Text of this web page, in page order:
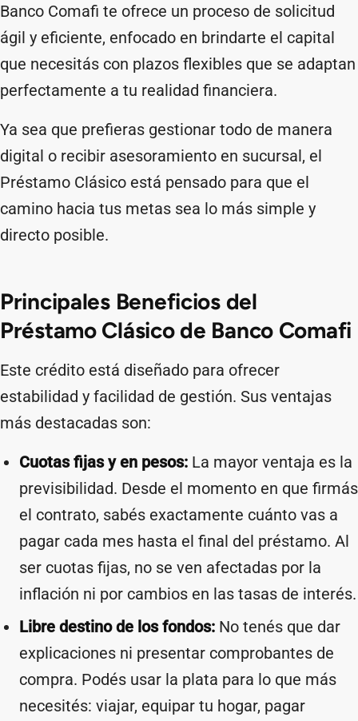
Banco Comafi te ofrece un proceso de solicitud
ágil y eficiente, enfocado en brindarte el capital
que necesitás con plazos flexibles que se adaptan
perfectamente a tu realidad financiera.
Ya sea que prefieras gestionar todo de manera
digital o recibir asesoramiento en sucursal, el
Préstamo Clásico está pensado para que el
camino hacia tus metas sea lo más simple y
directo posible.
Principales Beneficios del
Préstamo Clásico de Banco Comafi
Este crédito está diseñado para ofrecer
estabilidad y facilidad de gestión. Sus ventajas
más destacadas son:
Cuotas fijas y en pesos: La mayor ventaja es la
previsibilidad. Desde el momento en que firmás
el contrato, sabés exactamente cuánto vas a
pagar cada mes hasta el final del préstamo. Al
ser cuotas fijas, no se ven afectadas por la
inflación ni por cambios en las tasas de interés.
Libre destino de los fondos: No tenés que dar
explicaciones ni presentar comprobantes de
compra. Podés usar la plata para lo que más
necesités: viajar, equipar tu hogar, pagar